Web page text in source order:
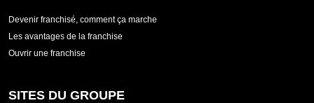
Devenir franchisé, comment ça marche
Les avantages de la franchise
Ouvrir une franchise
SITES DU GROUPE